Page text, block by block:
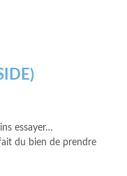
essayer…
du bien de prendre